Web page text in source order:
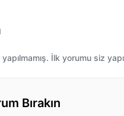
İlk yorumu siz
Bırakın